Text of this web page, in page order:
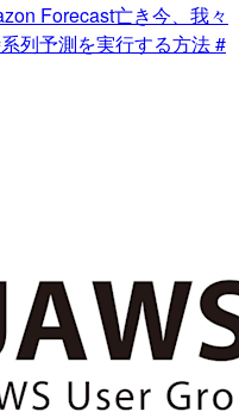
Forecast亡き今、我々
列予測を実行する方法 #